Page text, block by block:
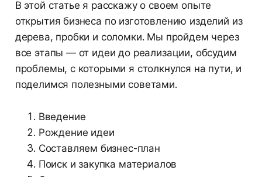
В этой статье я расскажу о своем опыте
открытия бизнеса по изготовлению изделий из
дерева, пробки и соломки. Мы пройдем через
все этапы — от идеи до реализации, обсудим
проблемы, с которыми я столкнулся на пути, и
поделимся полезными советами.
Введение
Рождение идеи
Составляем бизнес-план
Поиск и закупка материалов